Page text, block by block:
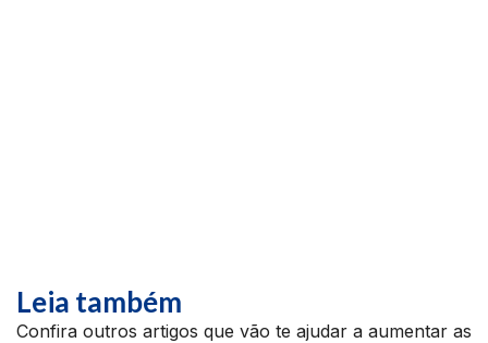
Leia também
Confira outros artigos que vão te ajudar a aumentar as